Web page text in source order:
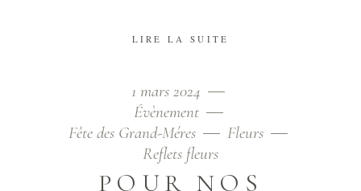
LIRE LA SUITE
1 mars 2024
Évènement
Fête des Grand-Méres
Fleurs
Reflets fleurs
POUR NOS